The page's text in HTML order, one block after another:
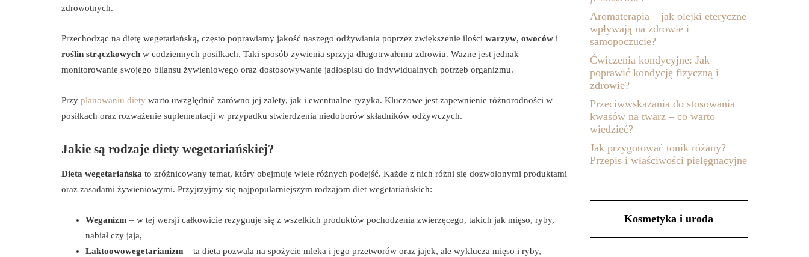
zdrowotnych.
Przechodząc na dietę wegetariańską, często poprawiamy jakość naszego odżywiania poprzez zwiększenie ilości warzyw, owoców i
roślin strączkowych w codziennych posiłkach. Taki sposób żywienia sprzyja długotrwałemu zdrowiu. Ważne jest jednak
monitorowanie swojego bilansu żywieniowego oraz dostosowywanie jadłospisu do indywidualnych potrzeb organizmu.
Przy planowaniu diety warto uwzględnić zarówno jej zalety, jak i ewentualne ryzyka. Kluczowe jest zapewnienie różnorodności w
posiłkach oraz rozważenie suplementacji w przypadku stwierdzenia niedoborów składników odżywczych.
Jakie są rodzaje diety wegetariańskiej?
Dieta wegetariańska to zróżnicowany temat, który obejmuje wiele różnych podejść. Każde z nich różni się dozwolonymi produktami
oraz zasadami żywieniowymi. Przyjrzyjmy się najpopularniejszym rodzajom diet wegetariańskich:
Weganizm – w tej wersji całkowicie rezygnuje się z wszelkich produktów pochodzenia zwierzęcego, takich jak mięso, ryby,
nabiał czy jaja,
Laktoowowegetarianizm – ta dieta pozwala na spożycie mleka i jego przetworów oraz jajek, ale wyklucza mięso i ryby,
Aromaterapia – jak olejki eteryczne
wpływają na zdrowie i
samopoczucie?
Ćwiczenia kondycyjne: Jak
poprawić kondycję fizyczną i
zdrowie?
Przeciwwskazania do stosowania
kwasów na twarz – co warto
wiedzieć?
Jak przygotować tonik różany?
Przepis i właściwości pielęgnacyjne
Kosmetyka i uroda